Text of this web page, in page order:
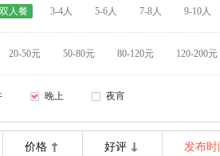
双人餐 3-4人 5-6人 7-8人 9-10人
20-50元 50-80元 80-120元 120-200元
晚上 夜宵
价格 好评 发布时